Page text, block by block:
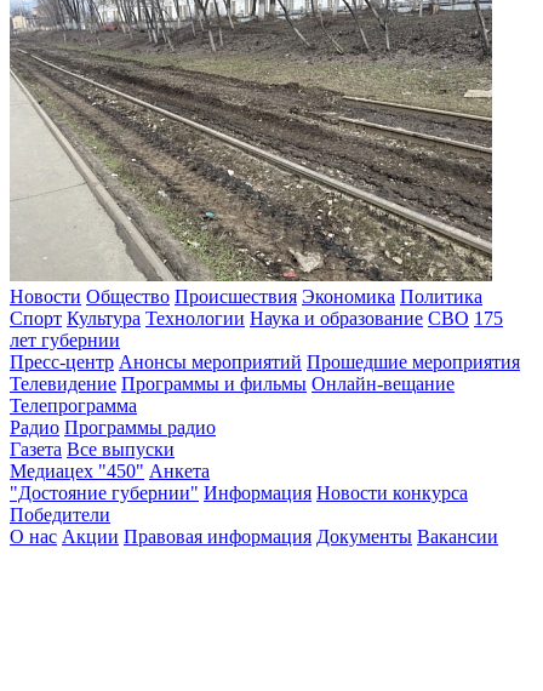
Новости Общество Происшествия Экономика Политика
Спорт Культура Технологии Наука и образование СВО 175
лет губернии
Пресс-центр Анонсы мероприятий Прошедшие мероприятия
Телевидение Программы и фильмы Онлайн-вещание
Телепрограмма
Радио Программы радио
Газета Все выпуски
Медиацех "450" Анкета
"Достояние губернии" Информация Новости конкурса
Победители
О нас Акции Правовая информация Документы Вакансии